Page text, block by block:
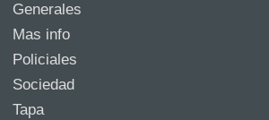
Generales
Mas info
Policiales
Sociedad
Tapa